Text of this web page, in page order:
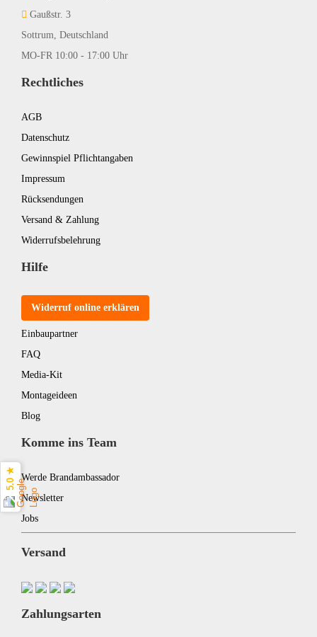
Gaußstr. 3
Sottrum, Deutschland
MO-FR 10:00 - 17:00 Uhr
Rechtliches
AGB
Datenschutz
Gewinnspiel Pflichtangaben
Impressum
Rücksendungen
Versand & Zahlung
Widerrufsbelehrung
Hilfe
Widerruf online erklären
Einbaupartner
FAQ
Media-Kit
Montageideen
Blog
Komme ins Team
Werde Brandambassador
Newsletter
Jobs
Versand
Zahlungsarten
5.0 ★